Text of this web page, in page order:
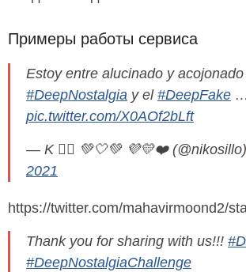
Примеры работы сервиса
Estoy entre alucinado y
#DeepNostalgia y el #DeepFake …
pic.twitter.com/X0AOf2bLft
— K 🏳️‍🌈 💚🤍💚 💜💛❤️ (@nikosillo)
2021
https://twitter.com/mahavirmoond2/
Thank you for sharing with us!!!
#DeepNostalgiaChallenge